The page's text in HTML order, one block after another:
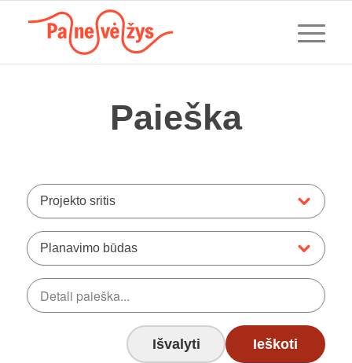
Paieška
Projekto sritis
Planavimo būdas
Išvalyti Ieškoti